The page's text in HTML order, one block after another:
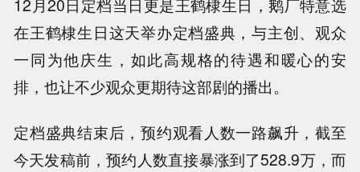
12月20日定档当日更是王鹤棣生日，鹅厂特意选
在王鹤棣生日这天举办定档盛典，与主创、观众
一同为他庆生，如此高规格的待遇和暖心的安
排，也让不少观众更期待这部剧的播出。
定档盛典结束后，预约观看人数一路飙升，截至
今天发稿前，预约人数直接暴涨到了528.9万，而